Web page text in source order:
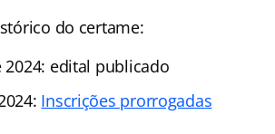
do certame:
edital publicado
Inscrições prorrogadas